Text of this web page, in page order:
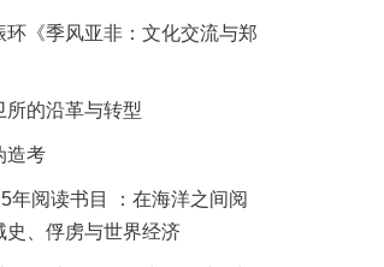
环《季风亚非：文化交流与郑
所的沿革与转型
造考
年阅读书目 ：在海洋之间阅
、俘虏与世界经济